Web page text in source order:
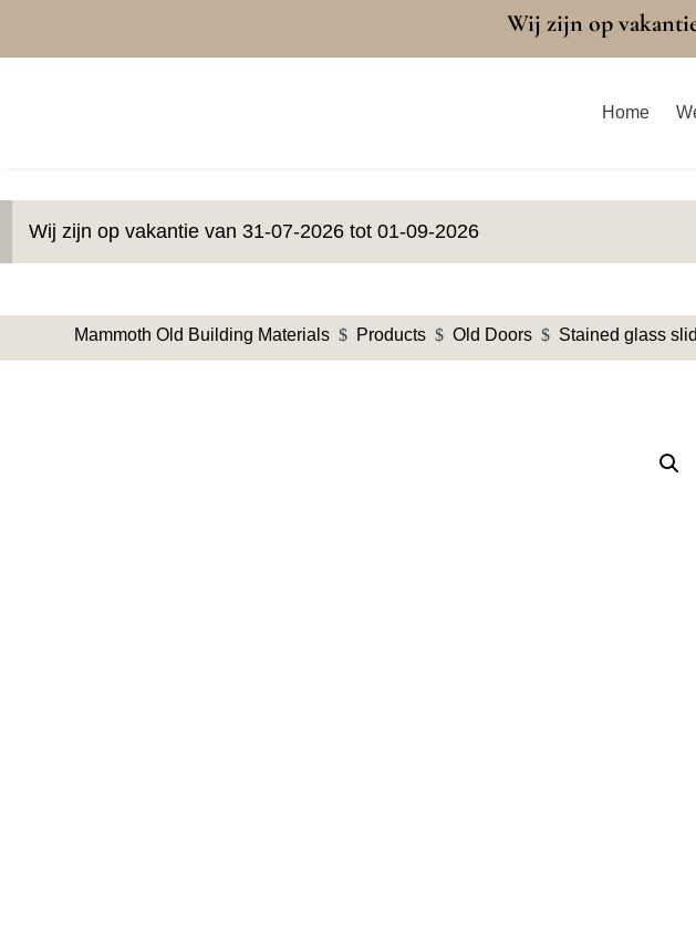
Wij zijn op
Home
Wij zijn op vakantie van 31-07-2026 tot 01-09-2026
Mammoth Old Building Materials $ Products $ Old Doors $ Stained glass